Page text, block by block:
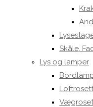
Skåle,
Lys og lamper